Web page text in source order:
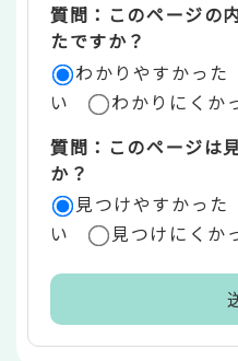
リ
ア
質問：このページの
たですか？
わかりやすかった
い
わかりにくか
質問：このページは
か？
見つけやすかった
い
見つけにくか